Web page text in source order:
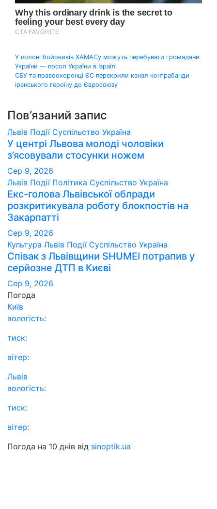
Навігація
записів
У полоні бойовиків ХАМАСу можуть перебувати громадяни
України — посол України в Ізраїлі
СБУ та правоохоронці ЄС перекрили канал контрабанди
іранського героїну до Євросоюзу
Пов’язаний запис
Львів Події Суспільство Україна
У центрі Львова молоді чоловіки
з’ясовували стосунки ножем
Сер 9, 2026
Львів Події Політика Суспільство Україна
Екс-голова Львівської облради
розкритикувала роботу блокпостів на
Закарпатті
Сер 9, 2026
Культура Львів Події Суспільство Україна
Співак з Львівщини SHUMEI потрапив у
серйозне ДТП в Києві
Сер 9, 2026
Погода
Київ
вологість:
тиск:
вітер:
Львів
вологість:
тиск:
вітер:
Погода на 10 днів від sinoptik.ua